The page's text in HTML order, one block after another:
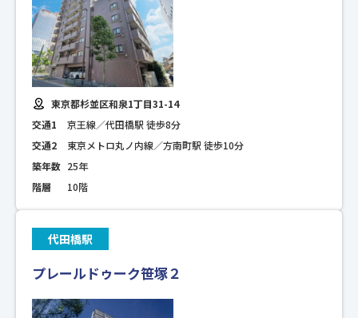
東京都杉並区和泉1丁目31-14
交通1
京王線／代田橋駅 徒歩8分
交通2
東京メトロ丸ノ内線／方南町駅 徒歩10分
築年数 25年
階層
10階
代田橋駅
プレールドゥーク笹塚２